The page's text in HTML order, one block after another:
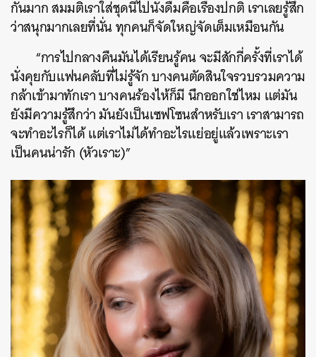
กันมาก สมมติเราใส่ชุดนี้ไปนั่งดื่มคือเรื่องปกติ เราเลยรู้สึก
ว่าสนุกมากเลยที่นั่น ทุกคนก็จัดใหญ่จัดเต็มเหมือนกัน
“การไปกลางคืนมันได้เรียนรู้คน จะมีสักกี่ครั้งที่เราได้
นั่งคุยกับแฟนคลับที่ไม่รู้จัก บางคนตัดสินใจรวบรวมความ
กล้าเข้ามาทักเรา บางคนร้องไห้ก็มี นึกออกใช่ไหม แต่มัน
ยังมีความรู้สึกว่า มันยังเป็นเซฟโซนสำหรับเรา เราสามารถ
จะทำอะไรก็ได้ แต่เราไม่ได้ทำอะไรแย่อยู่แล้วเพราะเรา
เป็นคนน่ารัก (หัวเราะ)”